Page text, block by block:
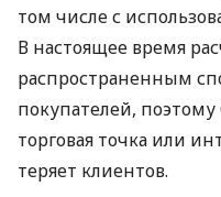
том числе с
В настоящее время
распространенным
покупателей, поэтому
торговая точка или
теряет клиентов.